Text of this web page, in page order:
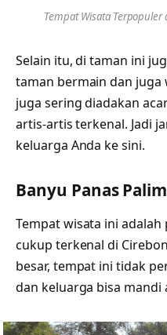
Tempat Wisata Terpopuler
Selain itu, di taman ini
taman bermain dan juga
juga sering diadakan
artis-artis terkenal. Jadi
keluarga Anda ke sini.
Banyu Panas
Tempat wisata ini
cukup terkenal di
besar, tempat ini tidak
dan keluarga bisa mandi